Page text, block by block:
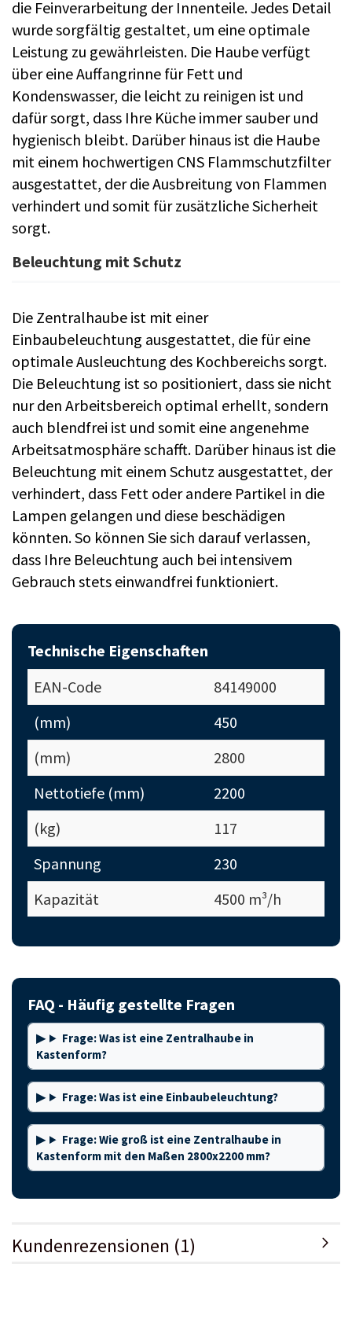
die Feinverarbeitung der Innenteile. Jedes Detail
wurde sorgfältig gestaltet, um eine optimale
Leistung zu gewährleisten. Die Haube verfügt
über eine Auffangrinne für Fett und
Kondenswasser, die leicht zu reinigen ist und
dafür sorgt, dass Ihre Küche immer sauber und
hygienisch bleibt. Darüber hinaus ist die Haube
mit einem hochwertigen CNS Flammschutzfilter
ausgestattet, der die Ausbreitung von Flammen
verhindert und somit für zusätzliche Sicherheit
sorgt.
Beleuchtung mit Schutz
Die Zentralhaube ist mit einer
Einbaubeleuchtung ausgestattet, die für eine
optimale Ausleuchtung des Kochbereichs sorgt.
Die Beleuchtung ist so positioniert, dass sie nicht
nur den Arbeitsbereich optimal erhellt, sondern
auch blendfrei ist und somit eine angenehme
Arbeitsatmosphäre schafft. Darüber hinaus ist die
Beleuchtung mit einem Schutz ausgestattet, der
verhindert, dass Fett oder andere Partikel in die
Lampen gelangen und diese beschädigen
könnten. So können Sie sich darauf verlassen,
dass Ihre Beleuchtung auch bei intensivem
Gebrauch stets einwandfrei funktioniert.
Technische Eigenschaften
EAN-Code
84149000
(mm)
450
(mm)
2800
Nettotiefe (mm)
2200
(kg)
117
Spannung
230
Kapazität
4500 m³/h
FAQ - Häufig gestellte Fragen
Frage: Was ist eine Zentralhaube in
Kastenform?
Frage: Was ist eine Einbaubeleuchtung?
Frage: Wie groß ist eine Zentralhaube in
Kastenform mit den Maßen 2800x2200 mm?
Kundenrezensionen (1)